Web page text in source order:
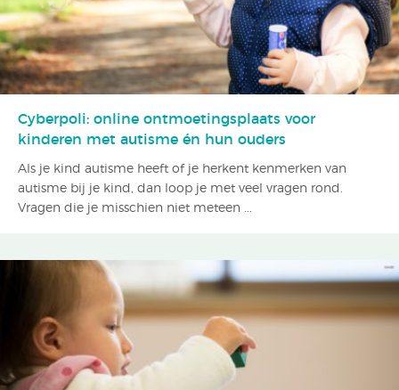
Cyberpoli: online ontmoetingsplaats voor
kinderen met autisme én hun ouders
Als je kind autisme heeft of je herkent kenmerken van
autisme bij je kind, dan loop je met veel vragen rond.
Vragen die je misschien niet meteen ...